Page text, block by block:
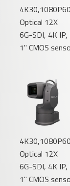
4K30,1080P60
Optical 12X
6G-SDI, 4K
1" CMOS
4K30,1080P60
Optical 12X
6G-SDI, 4K
1" CMOS